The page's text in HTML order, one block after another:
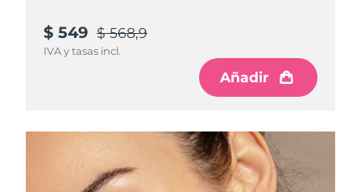
$ 549 $ 568,9
IVA y tasas incl.
Añadir